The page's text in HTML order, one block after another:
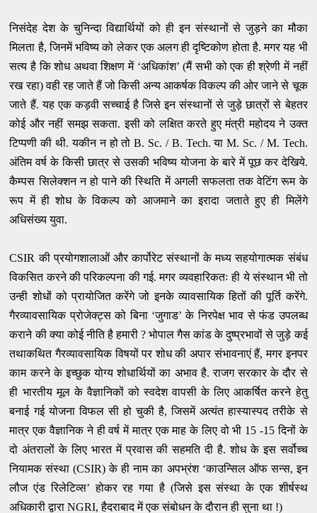
निसंदेह देश के चुनिन्दा विद्यार्थियों को ही इन संस्थानों से जुड़ने का मौका
मिलता है, जिनमें भविष्य को लेकर एक अलग ही दृष्टिकोण होता है. मगर यह भी
सत्य है कि शोध अथवा शिक्षण में ‘अधिकांश’ (मैं सभी को एक ही श्रेणी में नहीं
रख रहा) वही रह जाते हैं जो किसी अन्य आकर्षक विकल्प की ओर जाने से चूक
जाते हैं. यह एक कड़वी सच्चाई है जिसे इन संस्थानों से जुड़े छात्रों से बेहतर
कोई और नहीं समझ सकता. इसी को लक्षित करते हुए मंत्री महोदय ने उक्त
टिप्पणी की थी. यकीन न हो तो B. Sc. / B. Tech. या M. Sc. / M. Tech.
अंतिम वर्ष के किसी छात्र से उसकी भविष्य योजना के बारे में पूछ कर देखिये.
कैम्पस सिलेक्शन न हो पाने की स्थिति में अगली सफलता तक वेटिंग रूम के
रूप में ही शोध के विकल्प को आजमाने का इरादा जताते हुए ही मिलेंगे
अधिसंख्य युवा.
CSIR की प्रयोगशालाओं और कार्पोरेट संस्थानों के मध्य सहयोगात्मक संबंध
विकसित करने की परिकल्पना की गई. मगर व्यवहारिकतः ही ये संस्थान भी तो
उन्ही शोधों को प्रायोजित करेंगे जो इनके व्यावसायिक हितों की पूर्ति करेंगे.
गैरव्यावसायिक प्रोजेक्ट्स को बिना ‘जुगाड’ के निरपेक्ष भाव से फंड उपलब्ध
कराने की क्या कोई नीति है हमारी ? भोपाल गैस कांड के दुष्प्रभावों से जुड़े कई
तथाकथित गैरव्यावसायिक विषयों पर शोध की अपार संभावनाएं हैं, मगर इनपर
काम करने के इच्छुक योग्य शोधार्थियों का अभाव है. राजग सरकार के दौर से
ही भारतीय मूल के वैज्ञानिकों को स्वदेश वापसी के लिए आकर्षित करने हेतु
बनाई गई योजना विफल सी हो चुकी है, जिसमें अत्यंत हास्यास्पद तरीके से
मात्र एक वैज्ञानिक ने ही वर्ष में मात्र एक माह के लिए वो भी 15 -15 दिनों के
दो अंतरालों के लिए भारत में प्रवास की सहमति दी है. शोध के इस सर्वोच्च
नियामक संस्था (CSIR) के ही नाम का अपभ्रंश ‘काउन्सिल ऑफ सन्स, इन
लौज एंड रिलेटिव्स’ होकर रह गया है (जिसे इस संस्था के एक शीर्षस्थ
अधिकारी द्वारा NGRI, हैदराबाद में एक संबोधन के दौरान ही सुना था !)